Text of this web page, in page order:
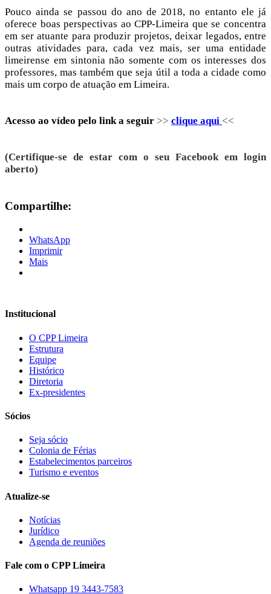
Pouco ainda se passou do ano de 2018, no entanto ele já
oferece boas perspectivas ao CPP-Limeira que se concentra
em ser atuante para produzir projetos, deixar legados, entre
outras atividades para, cada vez mais, ser uma entidade
limeirense em sintonia não somente com os interesses dos
professores, mas também que seja útil a toda a cidade como
mais um corpo de atuação em Limeira.
Acesso ao vídeo pelo link a seguir >> clique aqui <<
(Certifique-se de estar com o seu Facebook em login
aberto)
Compartilhe:
WhatsApp
Imprimir
Mais
Institucional
O CPP Limeira
Estrutura
Equipe
Histórico
Diretoria
Ex-presidentes
Sócios
Seja sócio
Colonia de Férias
Estabelecimentos parceiros
Turismo e eventos
Atualize-se
Notícias
Jurídico
Agenda de reuniões
Fale com o CPP Limeira
Whatsapp 19 3443-7583